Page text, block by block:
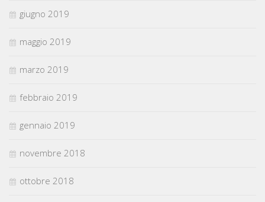
giugno 2019
maggio 2019
marzo 2019
febbraio 2019
gennaio 2019
novembre 2018
ottobre 2018